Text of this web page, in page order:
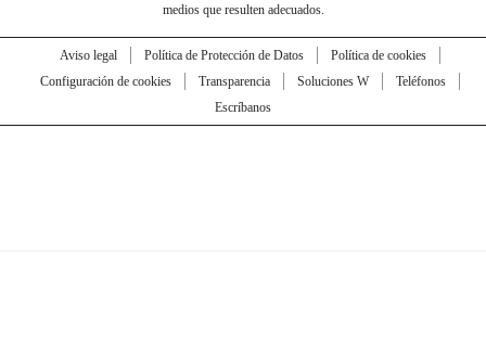
medios que resulten adecuados.
Aviso legal Política de Protección de Datos
Política de cookies
Configuración de cookies
Transparencia Soluciones W
Teléfonos
Escríbanos